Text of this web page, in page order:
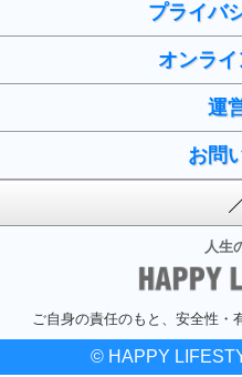
プライバ
オンラ
運
お問
人生
ご自身の責任のもと、安全性・
© HAPPY